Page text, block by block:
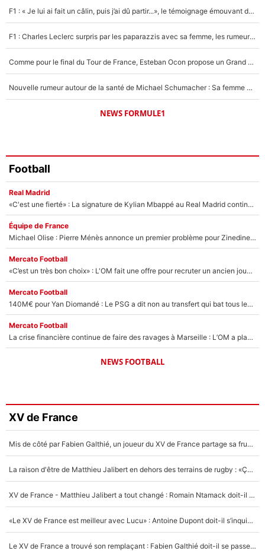
5% F1 : « Je lui ai fait un câlin, puis j’ai dû partir...», le témoignage émouvant de Max Verstappen sur sa fille
F1 : Charles Leclerc surpris par les paparazzis avec sa femme, les rumeurs étaient vraies !
Comme pour le final du Tour de France, Esteban Ocon propose un Grand Prix de Formule 1 à Paris : «Autour de l’Arc de Triomphe, ce serait génial» !
Nouvelle rumeur autour de la santé de Michael Schumacher : Sa femme Corinna sort du silence
NEWS FORMULE1
Football
Real Madrid
«C'est une fierté» : La signature de Kylian Mbappé au Real Madrid continue de régaler l'Espagne
Équipe de France
Michael Olise : Pierre Ménès annonce un premier problème pour Zinedine Zidane en équipe de France
Mercato Football
«C’est un très bon choix» : L'OM fait une offre pour recruter un ancien joueur du PSG... et c'est validé dans l'After Foot !
Mercato Football
140M€ pour Yan Diomandé : Le PSG a dit non au transfert qui bat tous les records sur le mercato
Mercato Football
La crise financière continue de faire des ravages à Marseille : L’OM a placé 12 joueurs sur le marché des transferts… et ça pourrait lui rapporter près de 100M€ !
NEWS FOOTBALL
XV de France
Mis de côté par Fabien Galthié, un joueur du XV de France partage sa frustration : «ils ne me l’ont pas dit tout de suite»
La raison d'être de Matthieu Jalibert en dehors des terrains de rugby : «Ça m'atteint autant que si tu touches à un membre de ma famille»
XV de France - Matthieu Jalibert a tout changé : Romain Ntamack doit-il s’inquiéter pour sa place à un an de la Coupe du monde ?
«Le XV de France est meilleur avec Lucu» : Antoine Dupont doit-il s’inquiéter pour sa place ?
Le XV de France a trouvé son remplaçant : Fabien Galthié doit-il se passer d'Antoine Dupont ?